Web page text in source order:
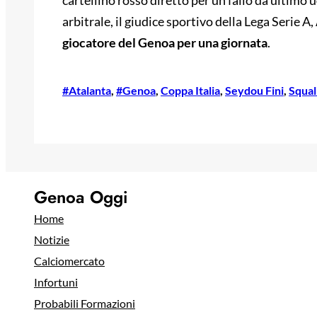
arbitrale, il giudice sportivo della Lega Serie
giocatore del Genoa per una giornata.
#Atalanta, #Genoa, Coppa Italia, Seydou Fini,
Genoa Oggi
Home
Notizie
Calciomercato
Infortuni
Probabili Formazioni